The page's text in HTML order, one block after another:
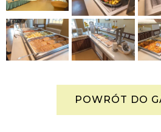
POWRÓT DO